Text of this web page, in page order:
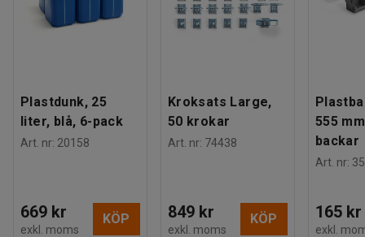
Plastdunk, 25
liter, blå, 6-pack
Art. nr: 20158
669 kr
exkl. moms
KÖP
Kroksats Large,
50 krokar
Art. nr: 74438
849 kr
exkl. moms
KÖP
555
backar
Art. nr:
165 kr
exkl.